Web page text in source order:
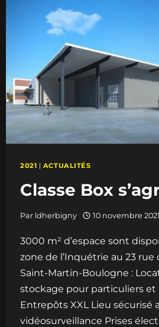
BOULOGNE
2021 | ACTUALITÉS
Classe Box
Par ldherbigny 10 novembre
3000 m² d’espace sont
zone de l’Inquétrie au 23 rue
Saint-Martin-Boulogne :
stockage pour particuliers et
Entrepôts XXL Lieu sécurisé
vidéosurveillance Prises